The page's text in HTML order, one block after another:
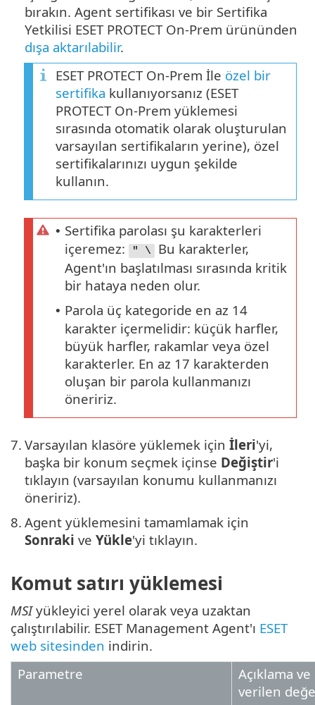
bırakın. Agent sertifikası ve bir Sertifika
Yetkilisi ESET PROTECT On-Prem ürününden
dışa aktarılabilir.
ESET PROTECT On-Prem İle özel bir
sertifika kullanıyorsanız (ESET
PROTECT On-Prem yüklemesi
sırasında otomatik olarak oluşturulan
varsayılan sertifikaların yerine), özel
sertifikalarınızı uygun şekilde
kullanın.
• Sertifika parolası şu karakterleri
içeremez:
" \
Bu karakterler,
Agent'ın başlatılması sırasında kritik
bir hataya neden olur.
• Parola üç kategoride en az 14
karakter içermelidir: küçük harfler,
büyük harfler, rakamlar veya özel
karakterler. En az 17 karakterden
oluşan bir parola kullanmanızı
öneririz.
7. Varsayılan klasöre yüklemek için İleri'yi,
başka bir konum seçmek içinse Değiştir'i
tıklayın (varsayılan konumu kullanmanızı
öneririz).
8. Agent yüklemesini tamamlamak için
Sonraki ve Yükle'yi tıklayın.
Komut satırı yüklemesi
MSIyükleyici yerel olarak veya uzaktan
çalıştırılabilir. ESET Management Agent'ı ESET
web sitesinden indirin.
Parametre
Açıklama
verilen